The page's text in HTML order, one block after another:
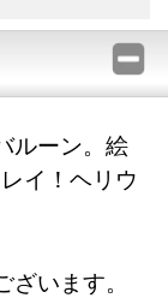
ルーン。絵
イ！ヘリウ
ざいます。